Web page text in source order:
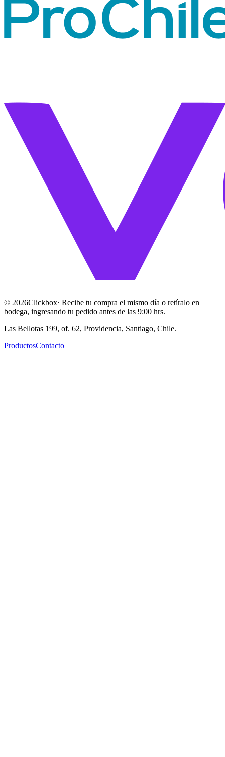
© 2026Clickbox· Recibe tu compra el mismo día o retíralo en
bodega, ingresando tu pedido antes de las 9:00 hrs.
Las Bellotas 199, of. 62, Providencia, Santiago, Chile.
ProductosContacto